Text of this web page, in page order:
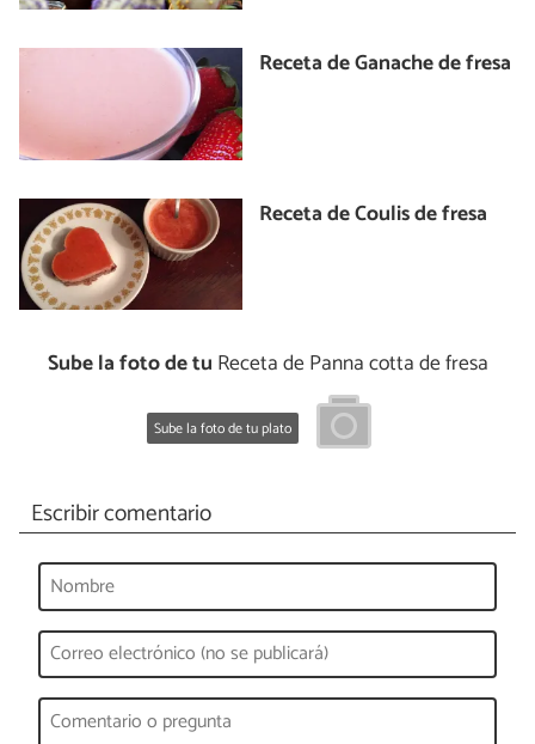
Receta de Ganache de fresa
Receta de Coulis de fresa
Sube la foto de tu Receta de Panna cotta de fresa
Sube la foto de tu plato
Escribir comentario